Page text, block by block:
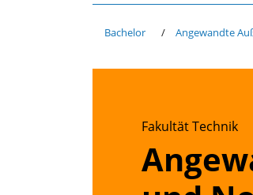
Bachelor Angewandte
Fakultät Technik